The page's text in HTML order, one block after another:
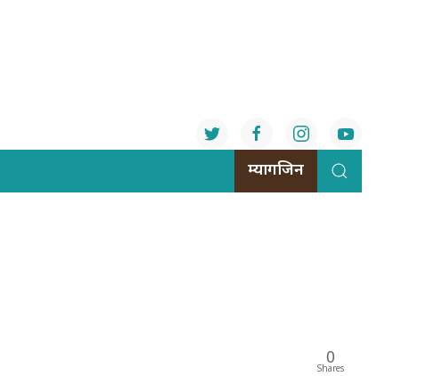
म्यागजिन
0
Shares